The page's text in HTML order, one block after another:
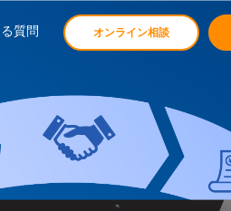
質問 オンライン相談